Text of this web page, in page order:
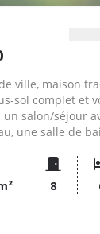
ville, maison
sol complet et
salon/séjour
une salle de
de 5293 m² avec
8